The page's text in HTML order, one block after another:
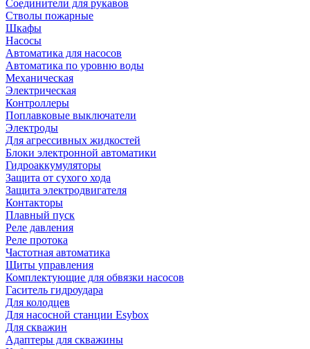
Соединители для рукавов
Стволы пожарные
Шкафы
Насосы
Автоматика для насосов
Автоматика по уровню воды
Механическая
Электрическая
Контроллеры
Поплавковые выключатели
Электроды
Для агрессивных жидкостей
Блоки электронной автоматики
Гидроаккумуляторы
Защита от сухого хода
Защита электродвигателя
Контакторы
Плавный пуск
Реле давления
Реле протока
Частотная автоматика
Щиты управления
Комплектующие для обвязки насосов
Гаситель гидроудара
Для колодцев
Для насосной станции Esybox
Для скважин
Адаптеры для скважины